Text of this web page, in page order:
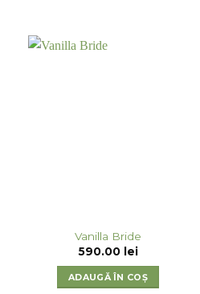
Vanilla Bride
590.00
lei
ADAUGĂ ÎN COȘ